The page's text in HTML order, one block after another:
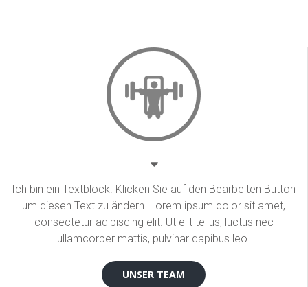
Ich bin ein Textblock. Klicken Sie auf den Bearbeiten Button
um diesen Text zu ändern. Lorem ipsum dolor sit amet,
consectetur adipiscing elit. Ut elit tellus, luctus nec
ullamcorper mattis, pulvinar dapibus leo.
UNSER TEAM